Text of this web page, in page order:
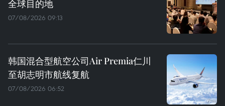
全球目的地
07/08/2026 09:13
韩国混合型航空公司Air Premia仁川
至胡志明市航线复航
07/08/2026 06:52